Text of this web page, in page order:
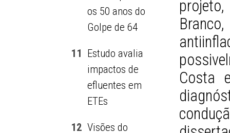
os 50 anos do
Golpe de 64
11 Estudo avalia
impactos de
efluentes em
ETEs
12 Visões do
Costa